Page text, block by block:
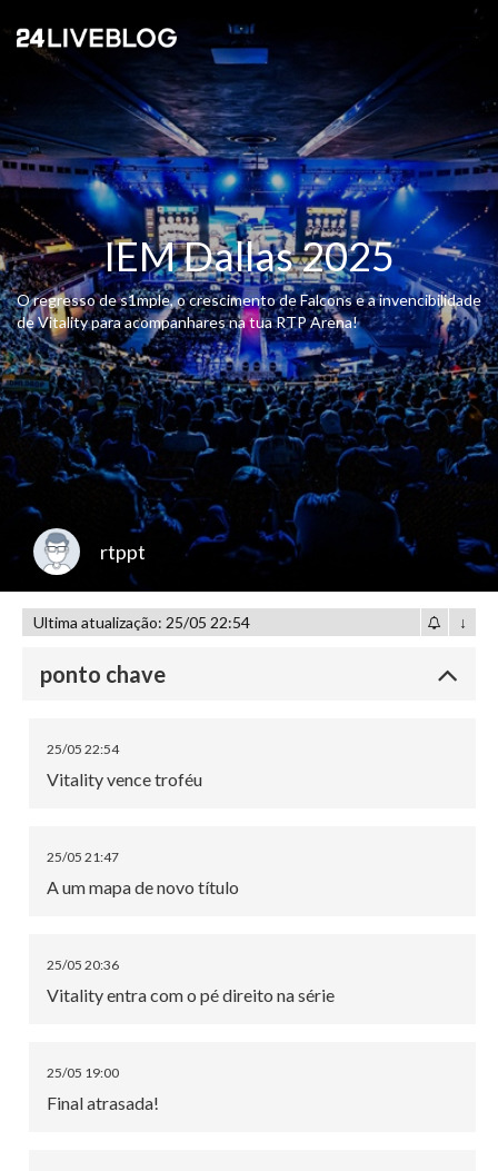
IEM Dallas 2025
O regresso de s1mple, o crescimento de Falcons e a invencibilidade
de Vitality para acompanhares na tua RTP Arena!
rtppt
Ultima atualização: 25/05 22:54 ↓
ponto chave
25/05 22:54
Vitality vence troféu
25/05 21:47
A um mapa de novo título
25/05 20:36
Vitality entra com o pé direito na série
25/05 19:00
Final atrasada!